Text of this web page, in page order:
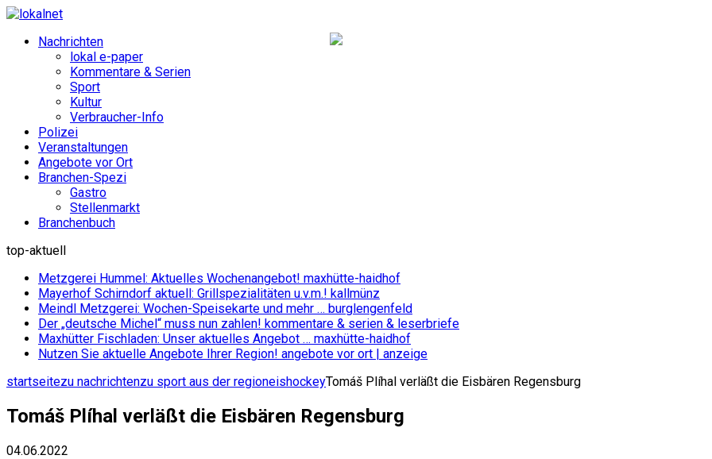
Nachrichten
lokal e-paper
Kommentare & Serien
Sport
Kultur
Verbraucher-Info
Polizei
Veranstaltungen
Angebote vor Ort
Branchen-Spezi
Gastro
Stellenmarkt
Branchenbuch
top-aktuell
Metzgerei Hummel: Aktuelles Wochenangebot! maxhütte-haidhof
Mayerhof Schirndorf aktuell: Grillspezialitäten u.v.m.! kallmünz
Meindl Metzgerei: Wochen-Speisekarte und mehr … burglengenfeld
Der „deutsche Michel“ muss nun zahlen! kommentare & serien & leserbriefe
Maxhütter Fischladen: Unser aktuelles Angebot … maxhütte-haidhof
Nutzen Sie aktuelle Angebote Ihrer Region! angebote vor ort | anzeige
startseitezu nachrichtenzu sport aus der regioneishockeyTomáš Plíhal verläßt die Eisbären Regensburg
Tomáš Plíhal verläßt die Eisbären Regensburg
04.06.2022